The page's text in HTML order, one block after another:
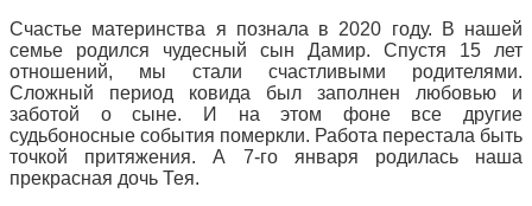
Счастье материнства я познала в 2020 году. В нашей
семье родился чудесный сын Дамир. Спустя 15 лет
отношений, мы стали счастливыми родителями.
Сложный период ковида был заполнен любовью и
заботой о сыне. И на этом фоне все другие
судьбоносные события померкли. Работа перестала быть
точкой притяжения. А 7-го января родилась наша
прекрасная дочь Тея.